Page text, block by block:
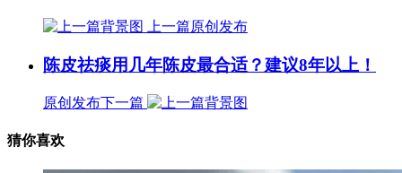
上一篇原创发布
陈皮祛痰用几年陈皮最合适？建议8年以上！
原创发布下一篇
猜你喜欢